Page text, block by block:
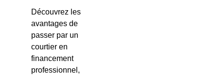
Découvrez les
avantages de
passer par un
courtier en
financement
professionnel,